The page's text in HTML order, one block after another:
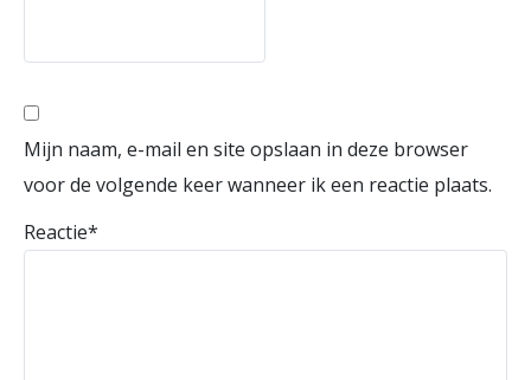
Mijn naam, e-mail en site opslaan in deze browser
voor de volgende keer wanneer ik een reactie plaats.
Reactie*